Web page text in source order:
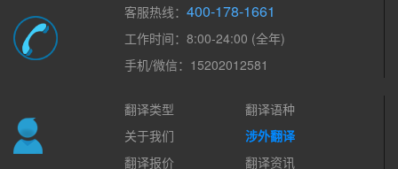
客服热线：400-178-1661
工作时间：8:00-24:00 (全年)
手机/微信：15202012581
翻译类型
翻译语种
关于我们
涉外翻译
翻译报价
翻译资讯